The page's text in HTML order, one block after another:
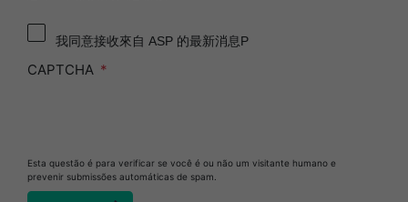
SEALSURE™ Chemical Indicator (CI) Tape and
STERRAD™ Chemical Indicator (CI) Strips
我同意接收來自 ASP 的最新消息P
CAPTCHA
Esta questão é para verificar se você é ou não um visitante humano e
prevenir submissões automáticas de spam.